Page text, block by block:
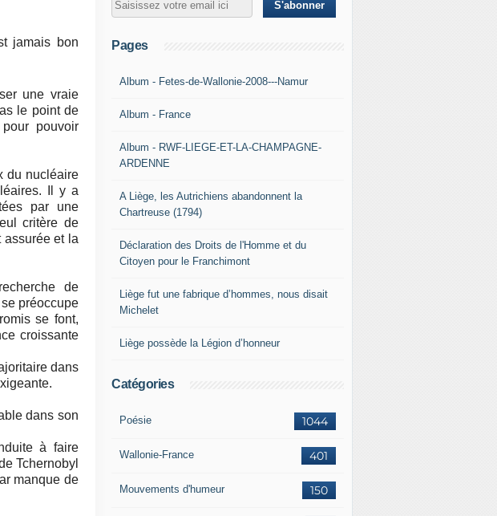
jamais bon
une vraie
le point de
pouvoir
du nucléaire
Il y a
par une
critère de
assurée et la
de
préoccupe
se font,
croissante
dans
dans son
à faire
Tchernobyl
manque de
Pages
Album - Fetes-de-Wallonie-2008---Namur
Album - France
Album - RWF-LIEGE-ET-LA-CHAMPAGNE-
ARDENNE
A Liège, les Autrichiens abandonnent la
Chartreuse (1794)
Déclaration des Droits de l'Homme et du
Citoyen pour le Franchimont
Liège fut une fabrique d’hommes, nous disait
Michelet
Liège possède la Légion d’honneur
Catégories
1044
Poésie
401
Wallonie-France
150
Mouvements d'humeur